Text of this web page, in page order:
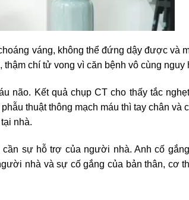
váng, không thể đứng dậy được và
chí tử vong vì căn bệnh vô cùng nguy
não. Kết quả chụp CT cho thấy tắc
thuật thông mạch máu thì tay chân và
nhà.
sự hỗ trợ của người nhà. Anh cố
nhà và sự cố gắng của bản thân, cơ